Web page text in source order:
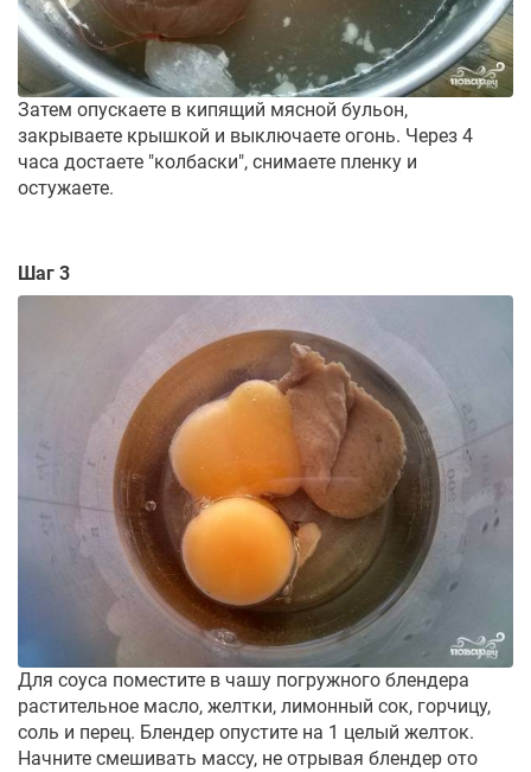
Затем опускаете в кипящий мясной бульон,
закрываете крышкой и выключаете огонь. Через 4
часа достаете "колбаски", снимаете пленку и
остужаете.
Шаг 3
Для соуса поместите в чашу погружного блендера
растительное масло, желтки, лимонный сок, горчицу,
соль и перец. Блендер опустите на 1 целый желток.
Начните смешивать массу, не отрывая блендер ото